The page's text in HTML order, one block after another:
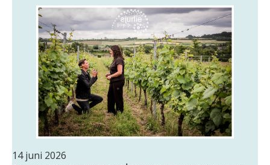
14 juni 2026